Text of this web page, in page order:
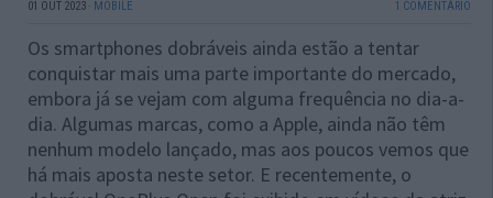
01 OUT 2023 · MOBILE 1 COMENTÁRIO
Os smartphones dobráveis ainda estão a tentar
conquistar mais uma parte importante do mercado,
embora já se vejam com alguma frequência no dia-a-
dia. Algumas marcas, como a Apple, ainda não têm
nenhum modelo lançado, mas aos poucos vemos que
há mais aposta neste setor. E recentemente, o